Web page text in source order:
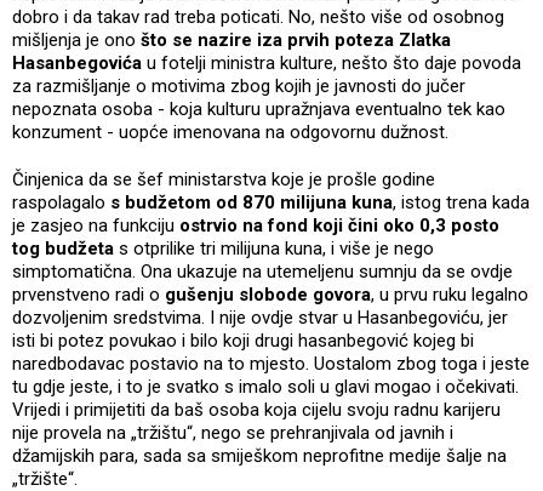
dobro i da takav rad treba poticati. No, nešto više od osobnog
mišljenja je ono što se nazire iza prvih poteza Zlatka
Hasanbegovića u fotelji ministra kulture, nešto što daje povoda
za razmišljanje o motivima zbog kojih je javnosti do jučer
nepoznata osoba - koja kulturu upražnjava eventualno tek kao
konzument - uopće imenovana na odgovornu dužnost.
Činjenica da se šef ministarstva koje je prošle godine
raspolagalo s budžetom od 870 milijuna kuna, istog trena kada
je zasjeo na funkciju ostrvio na fond koji čini oko 0,3 posto
tog budžeta s otprilike tri milijuna kuna, i više je nego
simptomatična. Ona ukazuje na utemeljenu sumnju da se ovdje
prvenstveno radi o gušenju slobode govora, u prvu ruku legalno
dozvoljenim sredstvima. I nije ovdje stvar u Hasanbegoviću, jer
isti bi potez povukao i bilo koji drugi hasanbegović kojeg bi
naredbodavac postavio na to mjesto. Uostalom zbog toga i jeste
tu gdje jeste, i to je svatko s imalo soli u glavi mogao i očekivati.
Vrijedi i primijetiti da baš osoba koja cijelu svoju radnu karijeru
nije provela na „tržištu“, nego se prehranjivala od javnih i
džamijskih para, sada sa smiješkom neprofitne medije šalje na
„tržište“.